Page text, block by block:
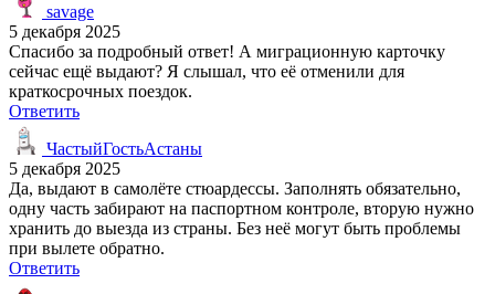
savage
5 декабря 2025
Спасибо за подробный ответ! А миграционную карточку
сейчас ещё выдают? Я слышал, что её отменили для
краткосрочных поездок.
Ответить
ЧастыйГостьАстаны
5 декабря 2025
Да, выдают в самолёте стюардессы. Заполнять обязательно,
одну часть забирают на паспортном контроле, вторую нужно
хранить до выезда из страны. Без неё могут быть проблемы
при вылете обратно.
Ответить